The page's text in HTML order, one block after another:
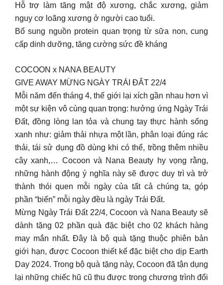
Hỗ trợ làm tăng mật độ xương, chắc xương, giảm
nguy cơ loãng xương ở người cao tuổi.
Bổ sung nguồn protein quan trọng từ sữa non, cung
cấp dinh dưỡng, tăng cường sức đề kháng
COCOON x NANA BEAUTY
GIVE AWAY MỪNG NGÀY TRÁI ĐẤT 22/4
Mỗi năm đến tháng 4, thế giới lại xích gần nhau hơn vì
một sự kiện vô cùng quan trọng: hưởng ứng Ngày Trái
Đất, đồng lòng lan tỏa và chung tay thực hành sống
xanh như: giảm thải nhựa một lần, phân loại đúng rác
thải, tái sử dụng đồ dùng khi có thể, trồng thêm nhiều
cây xanh,… Cocoon và Nana Beauty hy vọng rằng,
những hành động ý nghĩa này sẽ được duy trì và trở
thành thói quen mỗi ngày của tất cả chúng ta, góp
phần “biến” mỗi ngày đều là ngày Trái Đất.
Mừng Ngày Trái Đất 22/4, Cocoon và Nana Beauty sẽ
dành tặng 02 phần quà đặc biệt cho 02 khách hàng
may mắn nhất. Đây là bộ quà tặng thuộc phiên bản
giới hạn, được Cocoon thiết kế đặc biệt cho dịp Earth
Day 2024. Trong bộ quà tặng này, Cocoon đã tận dụng
lại những chiếc hũ cũ thu được trong chương trình đổi